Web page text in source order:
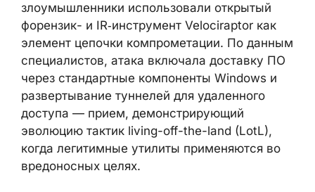
злоумышленники использовали открытый
форензик- и IR‑инструмент Velociraptor как
элемент цепочки компрометации. По данным
специалистов, атака включала доставку ПО
через стандартные компоненты Windows и
развертывание туннелей для удаленного
доступа — прием, демонстрирующий
эволюцию тактик living-off-the-land (LotL),
когда легитимные утилиты применяются во
вредоносных целях.